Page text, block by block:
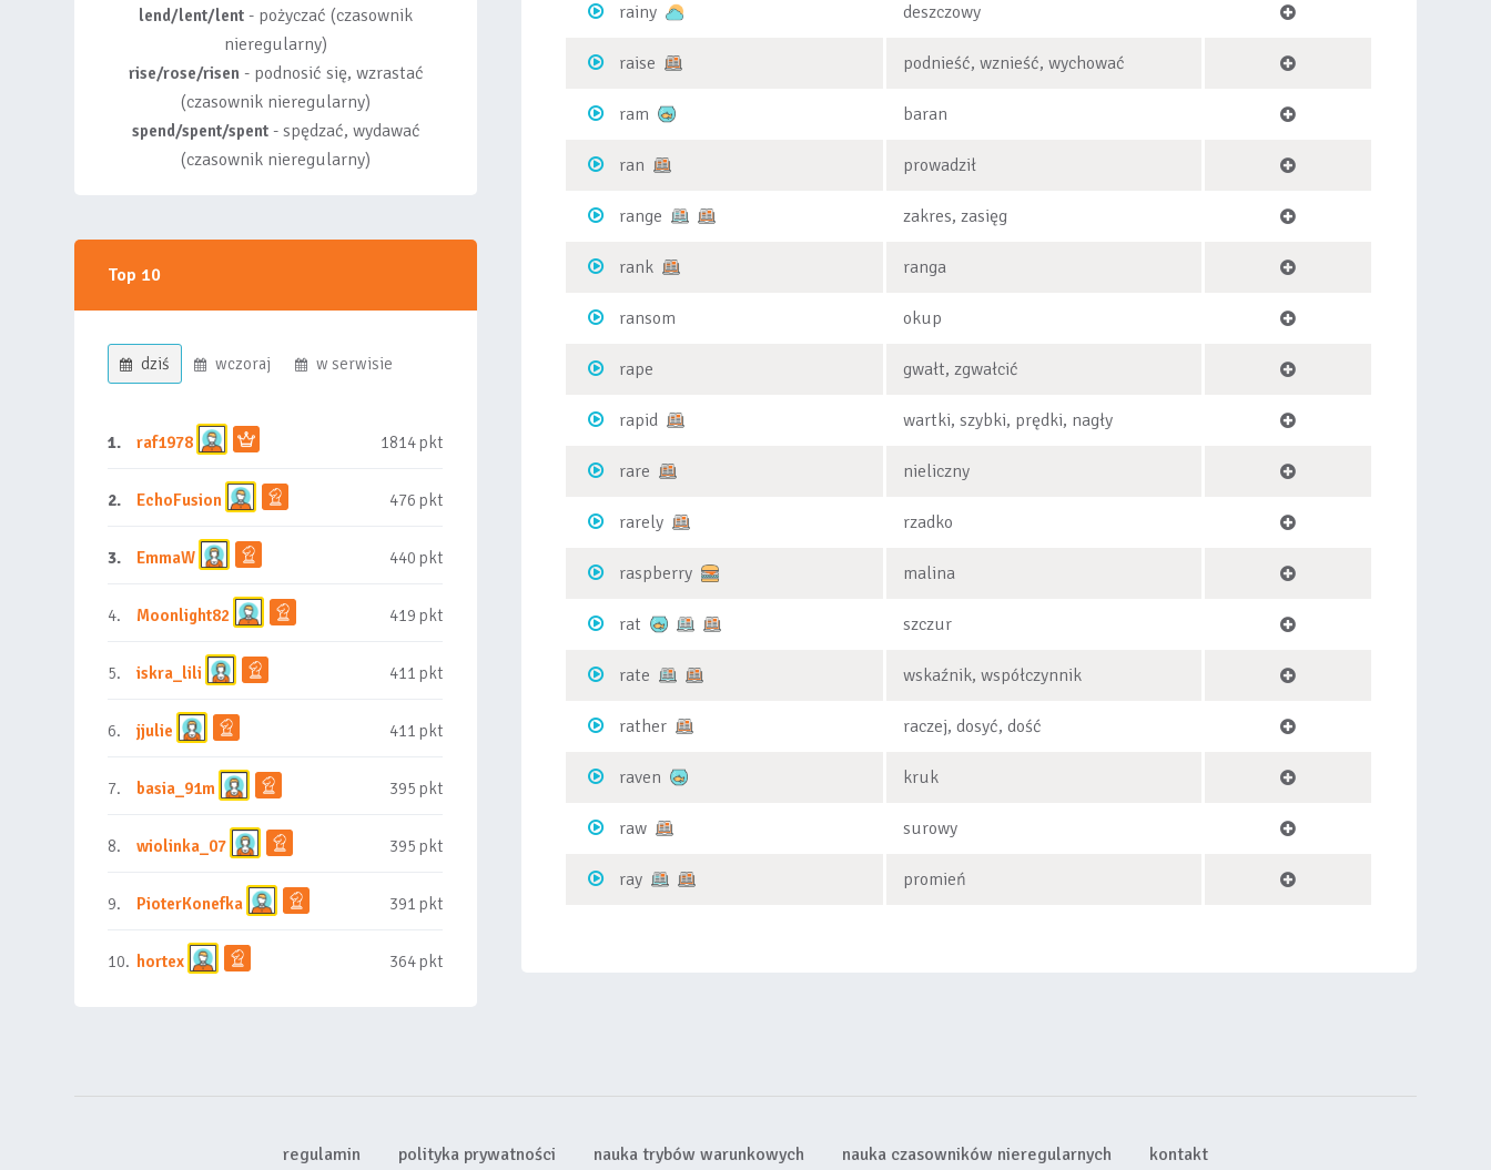
lend/lent/lent - pożyczać (czasownik
nieregularny)
rise/rose/risen- podnosić się, wzrastać
(czasownik nieregularny)
spend/spent/spent- spędzać, wydawać
(czasownik nieregularny)
Top 10
dziś wczoraj w serwisie
1. raf1978 1814 pkt
2. EchoFusion 476 pkt
3. EmmaW 440 pkt
4. Moonlight82 419 pkt
5. iskra_lili 411 pkt
6. jjulie 411 pkt
7. basia_91m 395 pkt
8. wiolinka_07 395 pkt
9. PioterKonefka 391 pkt
10. hortex 364 pkt
rainy deszczowy
raise podnieść, wznieść, wychować
ram baran
ran prowadził
range zakres, zasięg
rank ranga
ransom okup
rape gwałt, zgwałcić
rapid wartki, szybki, prędki, nagły
rare nieliczny
rarely rzadko
raspberry malina
rat szczur
rate wskaźnik, współczynnik
rather raczej, dosyć, dość
raven kruk
raw surowy
ray promień
regulamin polityka prywatności nauka trybów warunkowych nauka czasowników nieregularnych kontakt